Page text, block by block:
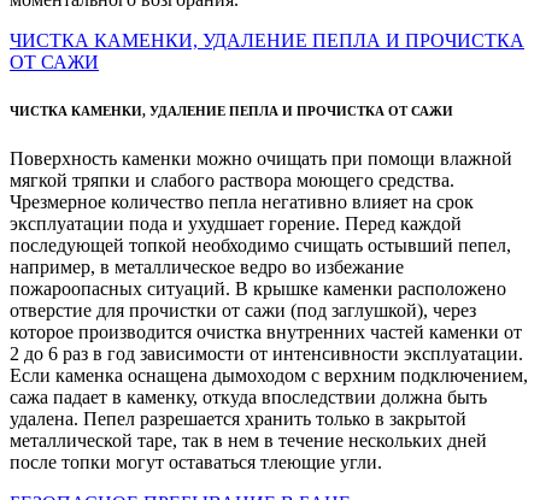
ЧИСТКА КАМЕНКИ, УДАЛЕНИЕ ПЕПЛА И ПРОЧИСТКА
ОТ САЖИ
ЧИСТКА КАМЕНКИ, УДАЛЕНИЕ ПЕПЛА И ПРОЧИСТКА ОТ САЖИ
Поверхность каменки можно очищать при помощи влажной
мягкой тряпки и слабого раствора моющего средства.
Чрезмерное количество пепла негативно влияет на срок
эксплуатации пода и ухудшает горение. Перед каждой
последующей топкой необходимо счищать остывший пепел,
например, в металлическое ведро во избежание
пожароопасных ситуаций. В крышке каменки расположено
отверстие для прочистки от сажи (под заглушкой), через
которое производится очистка внутренних частей каменки от
2 до 6 раз в год зависимости от интенсивности эксплуатации.
Если каменка оснащена дымоходом с верхним подключением,
сажа падает в каменку, откуда впоследствии должна быть
удалена. Пепел разрешается хранить только в закрытой
металлической таре, так в нем в течение нескольких дней
после топки могут оставаться тлеющие угли.